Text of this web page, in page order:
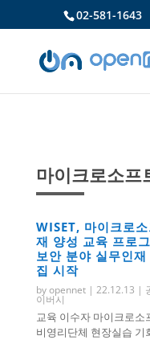
02-581-1643
마이크로소프
WISET, 마이크로
재 양성 교육 프로
보안 분야 실무인
집 시작
byopennet| 22.12.13 |
이버시
교육 이수자 마이크로소
비영리단체 현장실습 기